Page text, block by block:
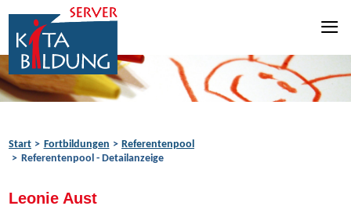
Zum Inhalt springen
Zur Navigation springen
Zum Fußbereich springen
Start Fortbildungen
Referentenpool
Referentenpool - Detailanzeige
Leonie Aust